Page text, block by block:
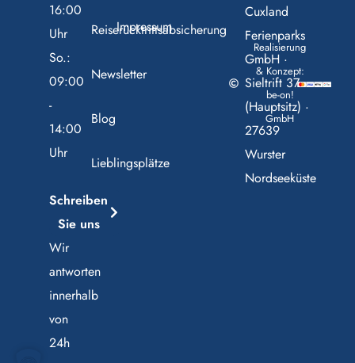
16:00
Uhr
So.:
09:00
-
14:00
Uhr
Schreiben
Sie uns
Wir
antworten
innerhalb
von
24h
Reiserücktrittsabsicherung
Newsletter
Blog
Lieblingsplätze
Impressum
Cuxland
Ferienparks
GmbH ·
Sieltrift 37
(Hauptsitz) ·
27639
Wurster
Nordseeküste
Realisierung
& Konzept:
be-on!
GmbH